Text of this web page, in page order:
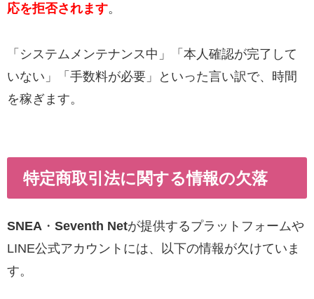
応を拒否されます。
「システムメンテナンス中」「本人確認が完了して
いない」「手数料が必要」といった言い訳で、時間
を稼ぎます。
特定商取引法に関する情報の欠落
SNEA ・ Seventh Netが提供するプラットフォームや
LINE公式アカウントには、以下の情報が欠けていま
す。